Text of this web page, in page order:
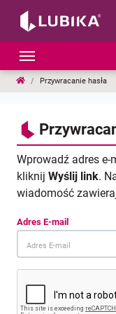
Strona główna
Przywracanie hasła
Wprowadź adres
kliknij Wyślij link.
wiadomość
Adres E-mail